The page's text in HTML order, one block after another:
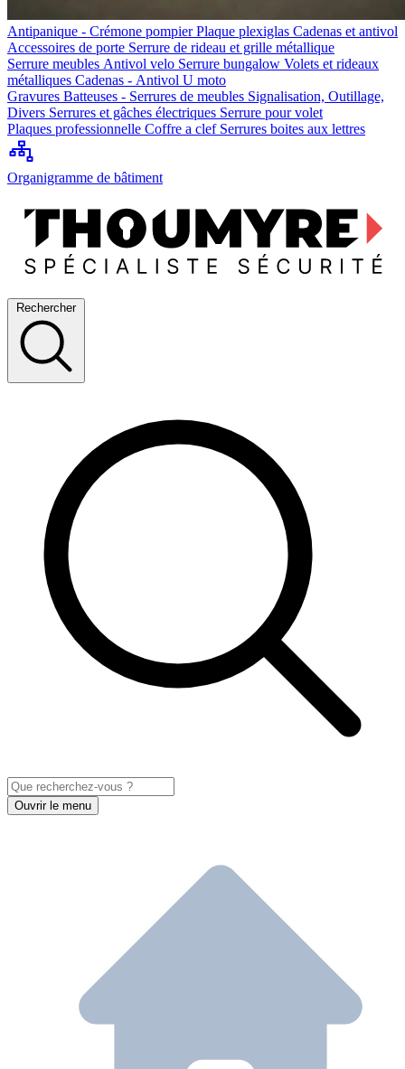
Antipanique - Crémone pompierPlaque plexiglas Cadenas et antivol
Accessoires de porte Serrure de rideau et grille métallique
Serrure meubles Antivol velo Serrure bungalow Volets et rideaux
métalliques Cadenas - Antivol U moto
Gravures Batteuses - Serrures de meubles Signalisation, Outillage,
Divers Serrures et gâches électriques Serrure pour volet
Plaques professionnelle Coffre a clef Serrures boites aux lettres
Organigramme de bâtiment
Rechercher
Ouvrir le menu